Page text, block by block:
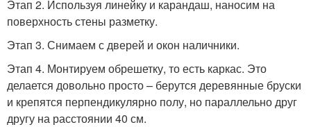
Этап 2. Используя линейку и карандаш, наносим на
поверхность стены разметку.
Этап 3. Снимаем с дверей и окон наличники.
Этап 4. Монтируем обрешетку, то есть каркас. Это
делается довольно просто – берутся деревянные бруски
и крепятся перпендикулярно полу, но параллельно друг
другу на расстоянии 40 см.